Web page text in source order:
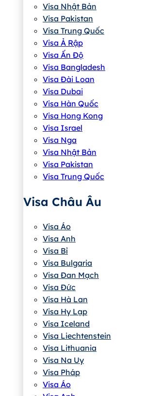
Visa Nhật Bản
Visa Pakistan
Visa Trung Quốc
Visa Ả Rập
Visa Ấn Độ
Visa Bangladesh
Visa Đài Loan
Visa Dubai
Visa Hàn Quốc
Visa Hong Kong
Visa Israel
Visa Nga
Visa Nhật Bản
Visa Pakistan
Visa Trung Quốc
Visa Châu Âu
Visa Áo
Visa Anh
Visa Bỉ
Visa Bulgaria
Visa Đan Mạch
Visa Đức
Visa Hà Lan
Visa Hy Lạp
Visa Iceland
Visa Liechtenstein
Visa Lithuania
Visa Na Uy
Visa Pháp
Visa Áo